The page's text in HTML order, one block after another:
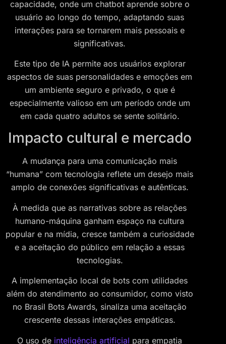
capacidade, onde um chatbot aprende sobre o
usuário ao longo do tempo, adaptando suas
interações para se tornarem mais pessoais e
significativas.
Este tipo de IA permite aos usuários explorar
aspectos de suas personalidades e emoções em
um ambiente seguro e privado, o que é
especialmente valioso em um período onde um
em cada quatro adultos se sente solitário.
Impacto cultural e mercado
A mudança para uma comunicação mais
“humana” com tecnologia reflete um desejo mais
amplo de conexões significativas e autênticas.
À medida que as narrativas sobre as relações
humano-máquina ganham espaço na cultura
popular e na mídia, cresce também a curiosidade
e a aceitação do público em relação a essas
tecnologias.
A implementação local de bots com utilidades
além do atendimento ao consumidor, como visto
no Brasil Bots Awards, sinaliza uma aceitação
crescente dessas interações empáticas.
O uso de inteligência artificial para empatia